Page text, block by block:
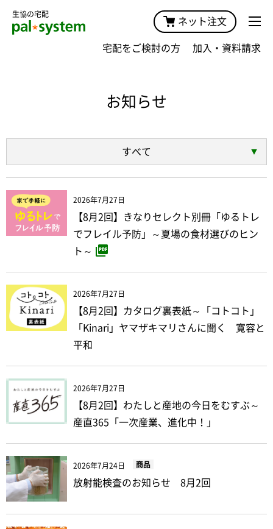
生協の宅配
ネット注文
宅配をご検討の方 加入・資料請求
お知らせ
すべて
2026年7月27日
【8月2回】きなりセレクト別冊「ゆるトレ
でフレイル予防」～夏場の食材選びのヒン
ト～
2026年7月27日
【8月2回】カタログ裏表紙～「コトコト」
「Kinari」ヤマザキマリさんに聞く 寛容と
平和
2026年7月27日
【8月2回】わたしと産地の今日をむすぶ～
産直365「一次産業、進化中！」
2026年7月24日 商品
放射能検査のお知らせ 8月2回